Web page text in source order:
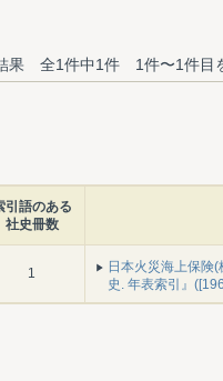
果 全1件中1件 1件〜1件目
引語のある
社史冊数
1
日本火災海上保険
史. 年表索引』